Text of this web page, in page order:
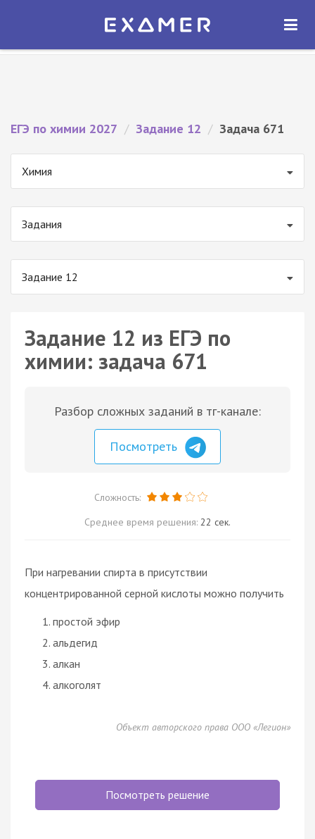
Экзамер — ЕГЭ 2027
ОТКРЫТЬ
ЕГЭ по химии 2027 / Задание 12 / Задача 671
Химия
Задания
Задание 12
Задание 12 из ЕГЭ по
химии: задача 671
Разбор сложных заданий в тг-канале:
Посмотреть
Сложность:
Среднее время решения: 22 сек.
При нагревании спирта в присутствии
концентрированной серной кислоты можно получить
простой эфир
альдегид
алкан
алкоголят
Объект авторского права ООО «Легион»
Посмотреть решение